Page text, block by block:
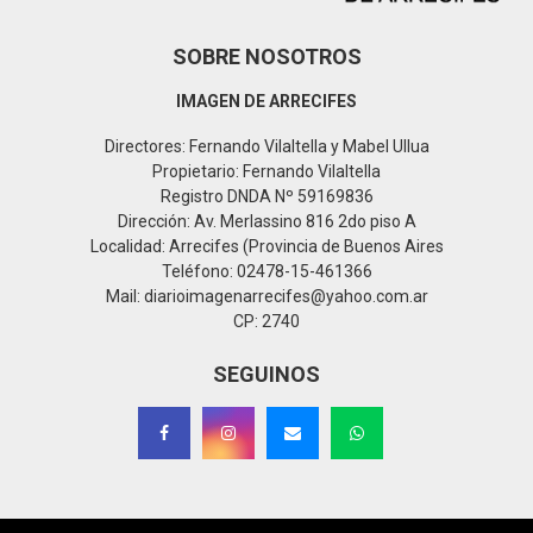
SOBRE NOSOTROS
IMAGEN DE ARRECIFES
Directores: Fernando Vilaltella y Mabel Ullua
Propietario: Fernando Vilaltella
Registro DNDA Nº 59169836
Dirección: Av. Merlassino 816 2do piso A
Localidad: Arrecifes (Provincia de Buenos Aires
Teléfono: 02478-15-461366
Mail: diarioimagenarrecifes@yahoo.com.ar
CP: 2740
SEGUINOS